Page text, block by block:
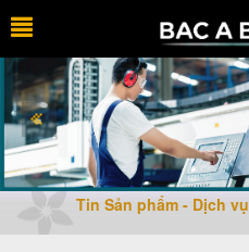
Tin Sản phẩm - Dịch vụ